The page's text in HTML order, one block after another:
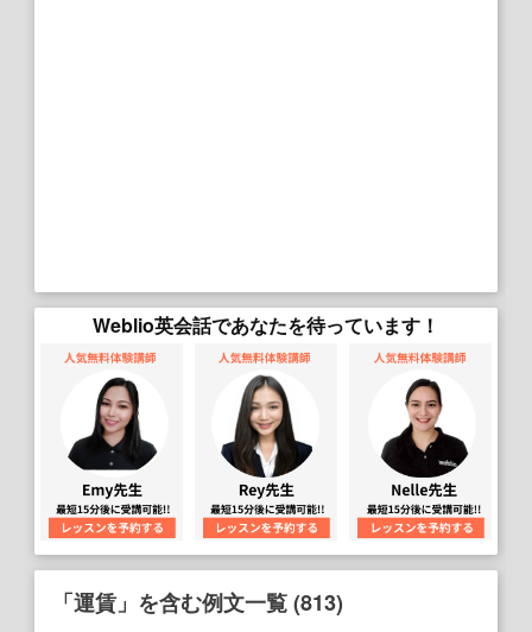
Weblio英会話であなたを待っています！
「運賃」を含む例文一覧 (813)